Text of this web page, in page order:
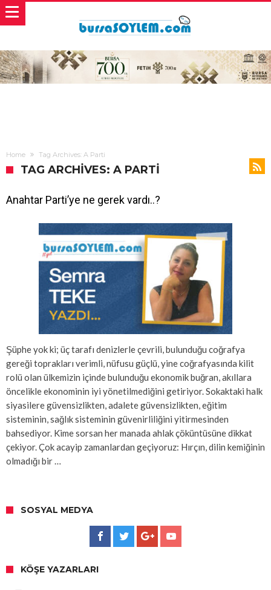
Home Tag Archives: A Parti
TAG ARCHIVES: A PARTI
Anahtar Parti’ye ne gerek vardı..?
Şüphe yok ki; üç tarafı denizlerle çevrili, bulunduğu coğrafya
gereği toprakları verimli, nüfusu güçlü, yine coğrafyasında kilit
rolü olan ülkemizin içinde bulunduğu ekonomik buğran, akıllara
öncelikle ekonominin iyi yönetilmediğini getiriyor. Sokaktaki halk
siyasilere güvensizlikten, adalete güvensizlikten, eğitim
sisteminin, sağlık sisteminin güvenirliliğini yitirmesinden
bahsediyor. Kime sorsan her manada ahlak çöküntüsüne dikkat
çekiyor. Çok acayip zamanlardan geçiyoruz: Hırçın, dilin kemiğinin
olmadığı bir …
SOSYAL MEDYA
KÖŞE YAZARLARI